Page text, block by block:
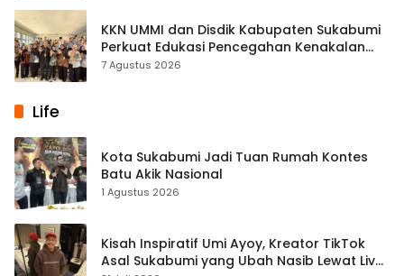
KKN UMMI dan Disdik Kabupaten Sukabumi
Perkuat Edukasi Pencegahan Kenakalan
Remaja di SMPN 2 Tegalbuleud
7 Agustus 2026
Life
Kota Sukabumi Jadi Tuan Rumah Kontes
Batu Akik Nasional
1 Agustus 2026
Kisah Inspiratif Umi Ayoy, Kreator TikTok
Asal Sukabumi yang Ubah Nasib Lewat Live